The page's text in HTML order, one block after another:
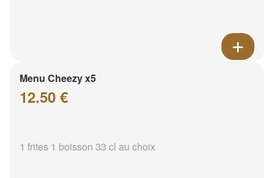
Menu Cheezy x5
12.50 €
1 frites 1 boisson 33 cl au choix